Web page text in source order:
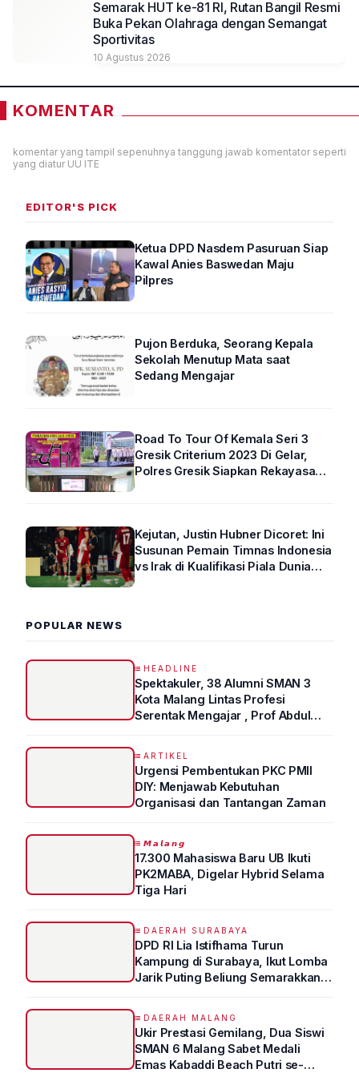
Semarak HUT ke-81 RI, Rutan Bangil Resmi
Buka Pekan Olahraga dengan Semangat
Sportivitas
10 Agustus 2026
KOMENTAR
komentar yang tampil sepenuhnya tanggung jawab komentator seperti
yang diatur UU ITE
EDITOR'S PICK
Ketua DPD Nasdem Pasuruan Siap
Kawal Anies Baswedan Maju
Pilpres
Pujon Berduka, Seorang Kepala
Sekolah Menutup Mata saat
Sedang Mengajar
Road To Tour Of Kemala Seri 3
Gresik Criterium 2023 Di Gelar,
Polres Gresik Siapkan Rekayasa
Kejutan, Justin Hubner Dicoret: Ini
Susunan Pemain Timnas Indonesia
vs Irak di Kualifikasi Piala Dunia
POPULAR NEWS
HEADLINE
Spektakuler, 38 Alumni SMAN 3
Kota Malang Lintas Profesi
Serentak Mengajar , Prof Abdul
ARTIKEL
Urgensi Pembentukan PKC PMII
DIY: Menjawab Kebutuhan
Organisasi dan Tantangan Zaman
𝙈𝙖𝙡𝙖𝙣𝙜
17.300 Mahasiswa Baru UB Ikuti
PK2MABA, Digelar Hybrid Selama
Tiga Hari
DAERAH SURABAYA
DPD RI Lia Istifhama Turun
Kampung di Surabaya, Ikut Lomba
Jarik Puting Beliung Semarakkan
DAERAH MALANG
Ukir Prestasi Gemilang, Dua Siswi
SMAN 6 Malang Sabet Medali
Emas Kabaddi Beach Putri se-